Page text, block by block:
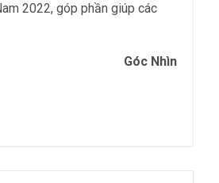
2022, góp phần giúp các
Góc Nhìn